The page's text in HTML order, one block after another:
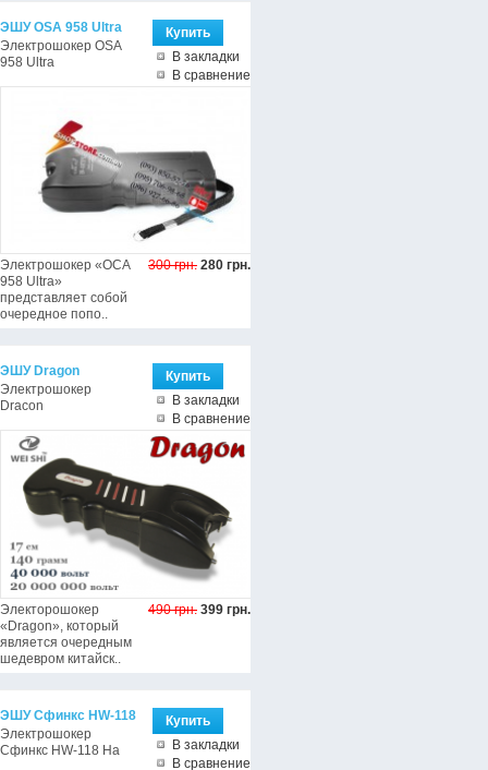
В закладки
В сравнение
300 грн. 280 грн.
ЭШУ OSA 958 Ultra
Электрошокер OSA
958 Ultra
Электрошокер «ОСА
958 Ultra»
представляет собой
очередное попо..
В закладки
В сравнение
490 грн. 399 грн.
ЭШУ Dragon
Электрошокер
Dracon
Электорошокер
«Dragon», который
является очередным
шедевром китайск..
В закладки
В сравнение
ЭШУ Сфинкс HW-118
Электрошокер
Сфинкс HW-118 На